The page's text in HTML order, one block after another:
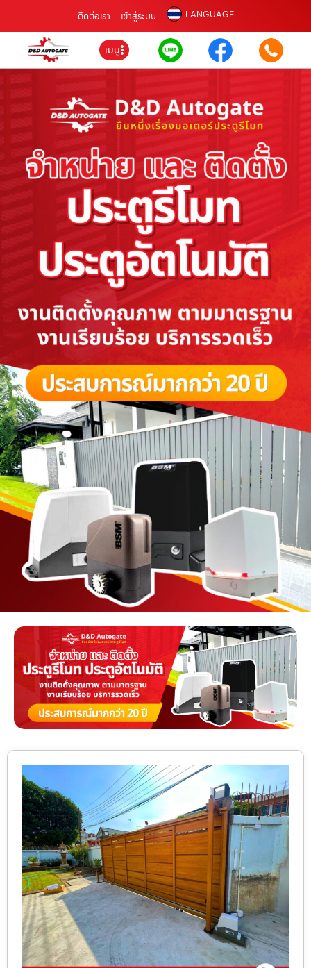
ติดต่อเรา เข้าสู่ระบบ LANGUAGE
เมนู